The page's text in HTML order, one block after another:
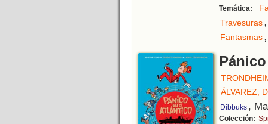
Temática:
Travesuras,
Fantasmas,
ÁLVAREZ,
Dibbuks ,
Colección: